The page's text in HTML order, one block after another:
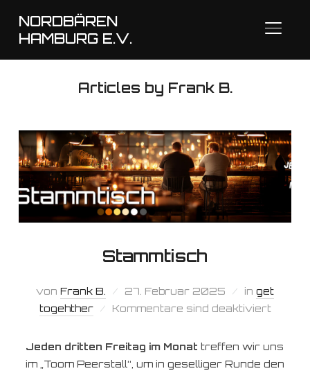
NORDBÄREN
HAMBURG E.V.
Articles by Frank B.
Stammtisch
von Frank B. 27. Februar 2025 in get
togehther
Kommentare sind deaktiviert
Jeden dritten Freitag im Monat treffen wir uns
im „Toom Peerstall“, um in geselliger Runde den